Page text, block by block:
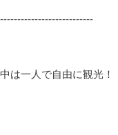
は一人で自由に観光！